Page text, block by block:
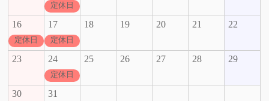
定休日
16
定休日
17
定休日
18 19 20 21 22
23 24
定休日
25 26 27 28 29
30 31